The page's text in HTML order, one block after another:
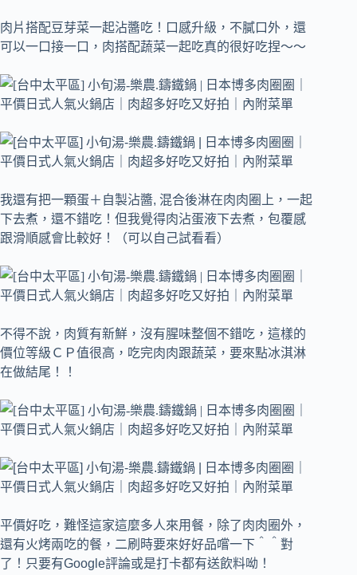
肉片搭配豆芽菜一起沾醬吃！口感升級，不膩口外，還
可以一口接一口，肉搭配蔬菜一起吃真的很好吃捏～～
我還有把一顆蛋＋自製沾醬, 混合後淋在肉肉圈上，一起
下去煮，還不錯吃！但我覺得肉沾蛋液下去煮，包覆感
跟滑順感會比較好！（可以自己試看看）
不得不說，肉質有新鮮，沒有腥味整個不錯吃，這樣的
價位等級ＣＰ值很高，吃完肉肉跟蔬菜，要來點冰淇淋
在做結尾！！
平價好吃，難怪這家這麼多人來用餐，除了肉肉圈外，
還有火烤兩吃的餐，二刷時要來好好品嚐一下＾＾對
了！只要有Google評論或是打卡都有送飲料呦！